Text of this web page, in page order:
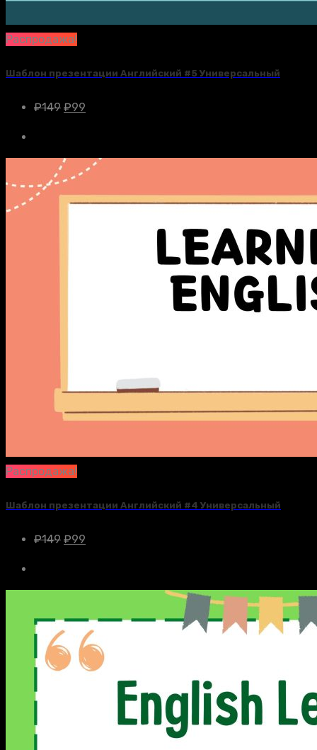
Распродажа!
Шаблон презентации Английский #5 Универсальный
₽149 ₽99
Распродажа!
Шаблон презентации Английский #4 Универсальный
₽149 ₽99